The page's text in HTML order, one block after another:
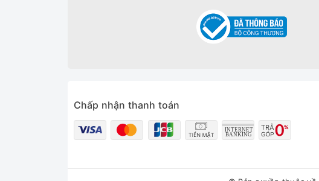
Chấp nhận thanh toán